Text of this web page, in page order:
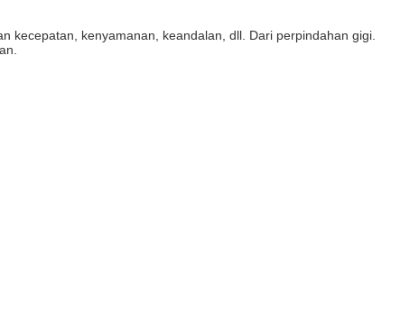
kecepatan, kenyamanan, keandalan, dll. Dari perpindahan gigi.